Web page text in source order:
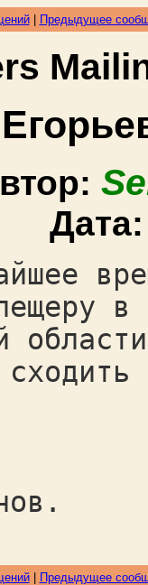
| Предыдущее
в
| Предыдущее